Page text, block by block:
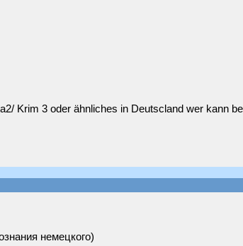
Krim 3 oder ähnliches in Deutscland wer kann
немецкого)